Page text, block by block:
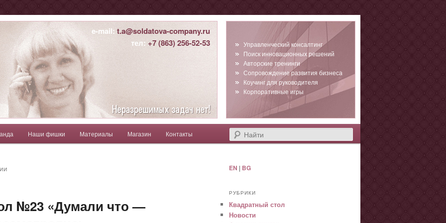
e-mail: t.a@soldatova-company.ru
тел: +7 (863) 256-52-53
Найти
содержимому
Наши фишки Материалы Магазин Контакты
Управленческий консалтинг
Поиск инновационных решений
Авторские тренинги
Сопровождение развития бизнеса
Коучинг для руководителя
Корпоративные игры
№23 «Думали что —
EN | BG
РУБРИКИ
Квадратный стол
Новости